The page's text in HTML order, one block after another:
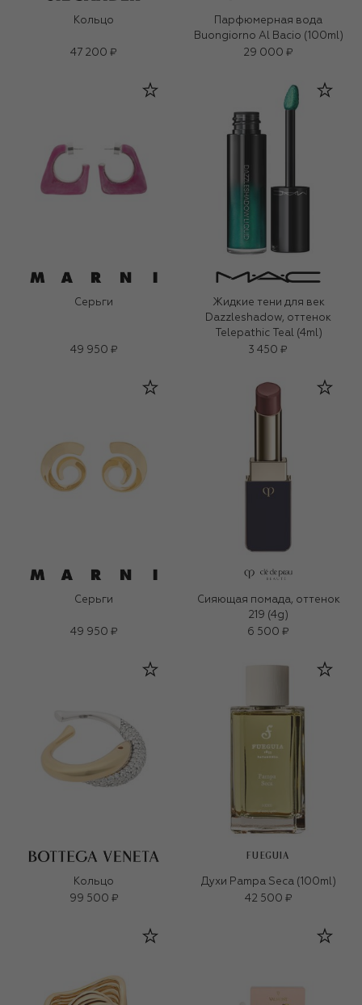
Кольцо
47 200 ₽
Парфюмерная вода
Buongiorno Al Bacio (100ml)
29 000 ₽
Серьги
49 950 ₽
Жидкие тени для век
Dazzleshadow, оттенок
Telepathic Teal (4ml)
3 450 ₽
Серьги
49 950 ₽
Сияющая помада, оттенок
219 (4g)
6 500 ₽
Кольцо
99 500 ₽
FUEGUIA
Духи Pampa Seca (100ml)
42 500 ₽